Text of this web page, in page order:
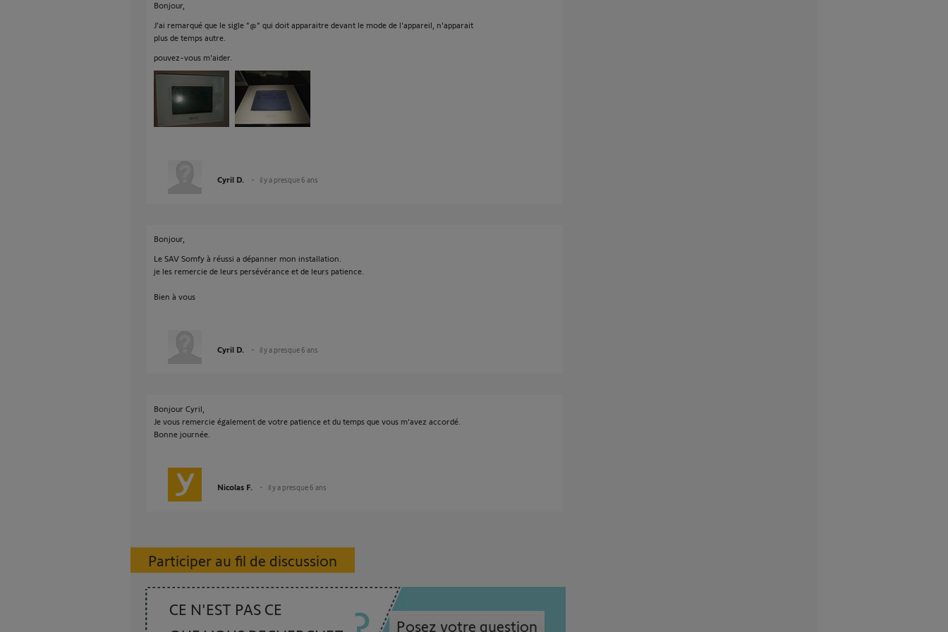
Bonjour,
J'ai remarqué que le sigle "@" qui doit apparaitre devant le mode de l'appareil, n'apparait
plus de temps autre.
pouvez-vous m'aider.
Cyril D. il y a presque 6 ans
Bonjour,
Le SAV Somfy à réussi a dépanner mon installation.
je les remercie de leurs persévérance et de leurs patience.
Bien à vous
Cyril D. il y a presque 6 ans
Bonjour Cyril,
Je vous remercie également de votre patience et du temps que vous m'avez accordé.
Bonne journée.
Nicolas F. il y a presque 6 ans
Participer au fil de discussion
CE N'EST PAS CE
Posez votre question